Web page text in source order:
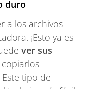
duro
a los archivos
¡Esto ya es
ver sus
copiarlos
tipo de